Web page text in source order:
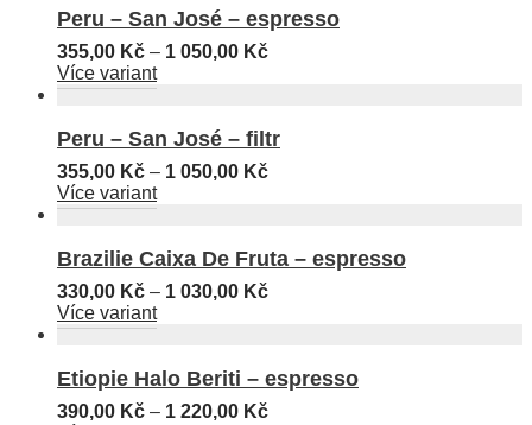
Peru – San José – espresso
355,00 Kč – 1 050,00 Kč
Více variant
Peru – San José – filtr
355,00 Kč – 1 050,00 Kč
Více variant
Brazilie Caixa De Fruta – espresso
330,00 Kč – 1 030,00 Kč
Více variant
Etiopie Halo Beriti – espresso
390,00 Kč – 1 220,00 Kč